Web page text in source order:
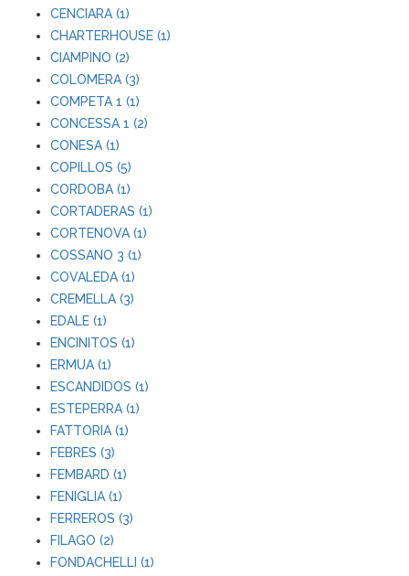
CENCIARA (1)
CHARTERHOUSE (1)
CIAMPINO (2)
COLOMERA (3)
COMPETA 1 (1)
CONCESSA 1 (2)
CONESA (1)
COPILLOS (5)
CORDOBA (1)
CORTADERAS (1)
CORTENOVA (1)
COSSANO 3 (1)
COVALEDA (1)
CREMELLA (3)
EDALE (1)
ENCINITOS (1)
ERMUA (1)
ESCANDIDOS (1)
ESTEPERRA (1)
FATTORIA (1)
FEBRES (3)
FEMBARD (1)
FENIGLIA (1)
FERREROS (3)
FILAGO (2)
FONDACHELLI (1)